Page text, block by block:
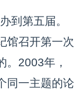
到第五届。
馆召开第一次
。2003年，
同一主题的论